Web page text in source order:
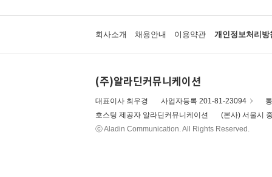
회사소개 채용안내 이용약관 개인정보처리방
(주)알라딘커뮤니케이션
대표이사 최우경 사업자등록 201-81-23094
호스팅 제공자 알라딘커뮤니케이션
(본사) 서울시
ⓒ Aladin Communication. All Rights Reserved.